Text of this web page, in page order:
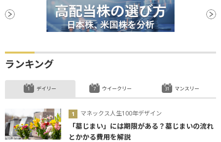
ランキング
デイリー
マネックス人生100年デザイン
「墓じまい」には期限がある？墓じまいの流れ
とかかる費用を解説
ウイークリー マンスリー